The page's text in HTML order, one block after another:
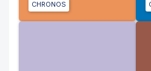
CHRONOS